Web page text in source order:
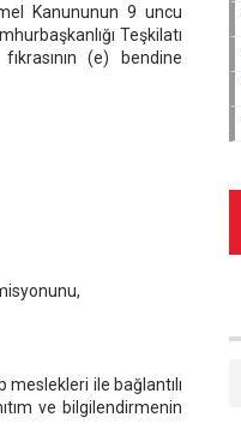
Kanununun 9 uncu
Teşkilatı
(e) bendine
meslekleri ile bağlantılı
ve bilgilendirmenin